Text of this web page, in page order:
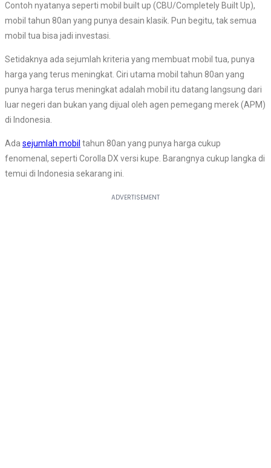
Contoh nyatanya seperti mobil built up (CBU/Completely Built Up),
mobil tahun 80an yang punya desain klasik. Pun begitu, tak semua
mobil tua bisa jadi investasi.
Setidaknya ada sejumlah kriteria yang membuat mobil tua, punya
harga yang terus meningkat. Ciri utama mobil tahun 80an yang
punya harga terus meningkat adalah mobil itu datang langsung dari
luar negeri dan bukan yang dijual oleh agen pemegang merek (APM)
di Indonesia.
Ada sejumlah mobil tahun 80an yang punya harga cukup
fenomenal, seperti Corolla DX versi kupe. Barangnya cukup langka di
temui di Indonesia sekarang ini.